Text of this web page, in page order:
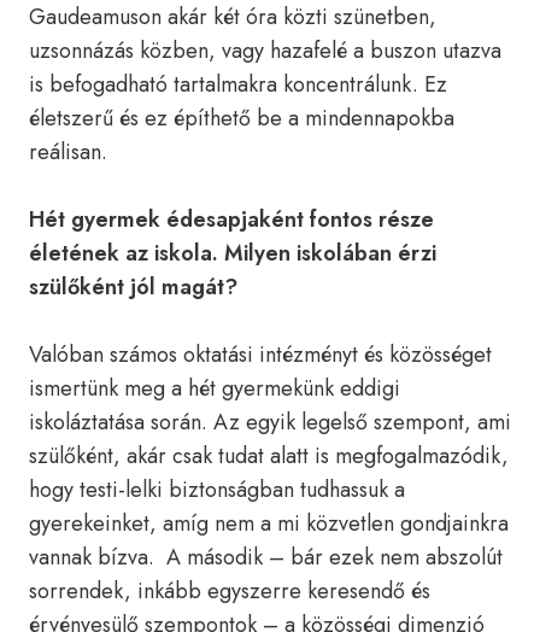
Gaudeamuson akár két óra közti szünetben,
uzsonnázás közben, vagy hazafelé a buszon utazva
is befogadható tartalmakra koncentrálunk. Ez
életszerű és ez építhető be a mindennapokba
reálisan.
Hét gyermek édesapjaként fontos része
életének az iskola. Milyen iskolában érzi
szülőként jól magát?
Valóban számos oktatási intézményt és közösséget
ismertünk meg a hét gyermekünk eddigi
iskoláztatása során. Az egyik legelső szempont, ami
szülőként, akár csak tudat alatt is megfogalmazódik,
hogy testi-lelki biztonságban tudhassuk a
gyerekeinket, amíg nem a mi közvetlen gondjainkra
vannak bízva. A második – bár ezek nem abszolút
sorrendek, inkább egyszerre keresendő és
érvényesülő szempontok – a közösségi dimenzió